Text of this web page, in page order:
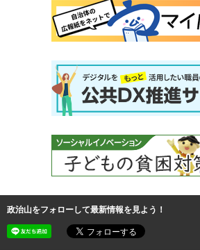
政治山をフォローして最新情報を見よう！